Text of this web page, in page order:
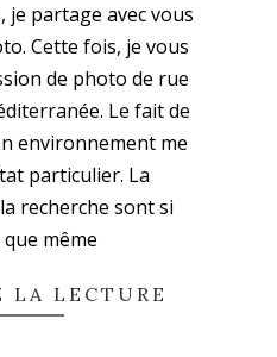
je partage avec vous
Cette fois, je vous
de photo de rue
Le fait de
environnement me
particulier. La
recherche sont si
même
LA LECTURE